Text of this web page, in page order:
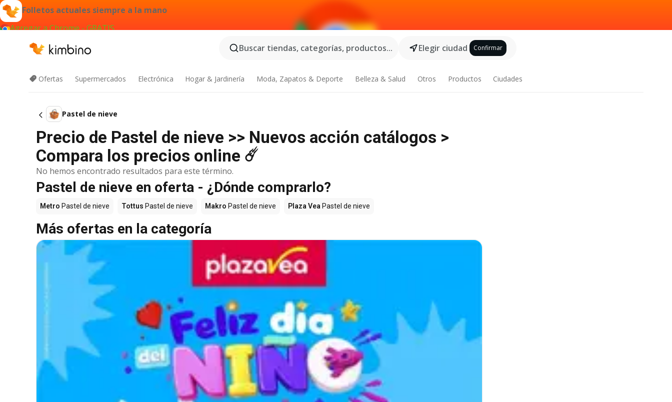
Folletos actuales siempre a la mano
Agregar a Chrome - GRATIS
Buscar tiendas, categorías, productos...
Elegir ciudad Confirmar
Ofertas Supermercados Electrónica Hogar & Jardinería Moda, Zapatos & Deporte Belleza & Salud Otros Productos Ciudades
Pastel de nieve
Precio de Pastel de nieve >> Nuevos acción catálogos >
Compara los precios online ☄️
No hemos encontrado resultados para este término.
Pastel de nieve en oferta - ¿Dónde comprarlo?
Metro Pastel de nieve Tottus Pastel de nieve Makro Pastel de nieve Plaza Vea Pastel de nieve
Más ofertas en la categoría